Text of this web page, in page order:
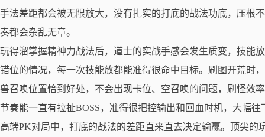
手法差距都会被无限放大，没有扎实的打底的战法功底，压根
奏都会杂乱无章。
玩得溜掌握精神力战法后，道士的实战手感会发生质变，技能
错位的情况，每一次技能放都能准得很命中目标。刷图开荒时
兽召唤位置恰到好处，不会出现卡位、空召唤的问题，刷怪效
节奏能一直有拉扯BOSS，准得很把控输出和回血时机，大幅往
高端PK对局中，打底的战法的差距直来直去决定输赢。顶尖